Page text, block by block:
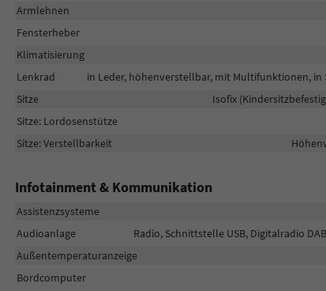
Armlehnen
Fensterheber
Klimatisierung
Lenkrad
in Leder, höhenverstellbar, mit Multifunktionen,
Sitze
Isofix
Sitze: Lordosenstütze
Sitze: Verstellbarkeit
Infotainment & Kommunikation
Assistenzsysteme
Audioanlage
Radio, Schnittstelle USB, Digitalradio
Außentemperaturanzeige
Bordcomputer